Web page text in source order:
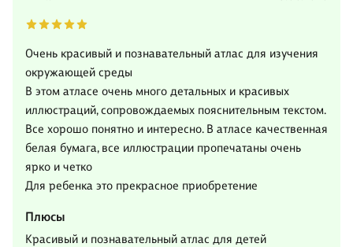
Очень красивый и познавательный атлас для изучения
окружающей среды
В этом атласе очень много детальных и красивых
иллюстраций, сопровождаемых пояснительным текстом.
Все хорошо понятно и интересно. В атласе качественная
белая бумага, все иллюстрации пропечатаны очень
ярко и четко
Для ребенка это прекрасное приобретение
Плюсы
Красивый и познавательный атлас для детей